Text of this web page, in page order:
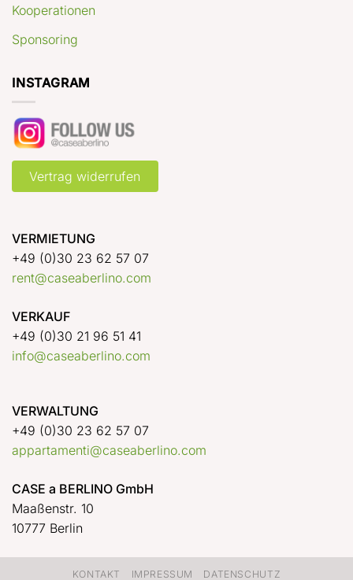
Kooperationen
Sponsoring
INSTAGRAM
Vertrag widerrufen
VERMIETUNG
+49 (0)30 23 62 57 07
rent@caseaberlino.com
VERKAUF
+49 (0)30 21 96 51 41
info@caseaberlino.com
VERWALTUNG
+49 (0)30 23 62 57 07
appartamenti@caseaberlino.com
CASE a BERLINO GmbH
Maaßenstr. 10
10777 Berlin
KONTAKT IMPRESSUM DATENSCHUTZ